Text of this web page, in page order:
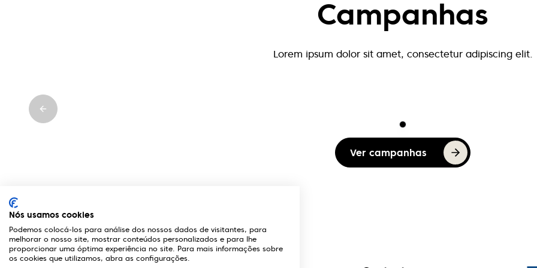
Campanhas
Lorem ipsum dolor sit amet, consectetur adipiscing elit.
Previous slide
Ver campanhas
Nós usamos cookies
Podemos colocá-los para análise dos nossos dados de visitantes, para
melhorar o nosso site, mostrar conteúdos personalizados e para lhe
proporcionar uma óptima experiência no site. Para mais informações sobre
os cookies que utilizamos, abra as configurações.